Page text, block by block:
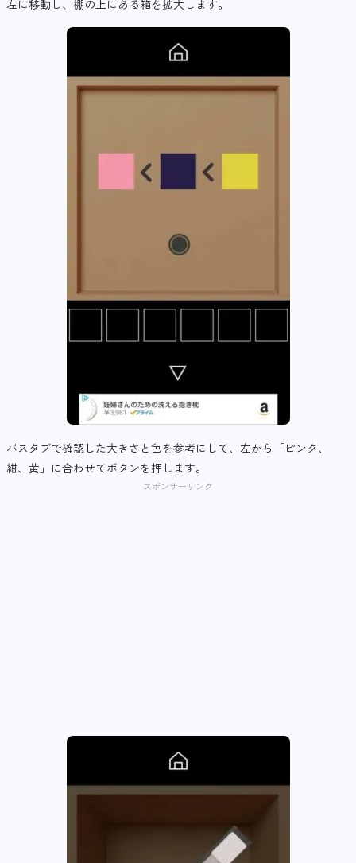
左に移動し、棚の上にある箱を拡大します。
バスタブで確認した大きさと色を参考にして、左から「ピンク、
紺、黄」に合わせてボタンを押します。
スポンサーリンク